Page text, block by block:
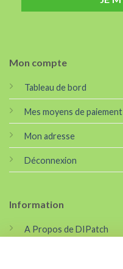
Mon compte
Tableau de bord
Mes moyens de paiement
Mon adresse
Déconnexion
Information
A Propos de DIPatch